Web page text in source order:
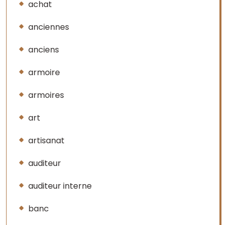
achat
anciennes
anciens
armoire
armoires
art
artisanat
auditeur
auditeur interne
banc